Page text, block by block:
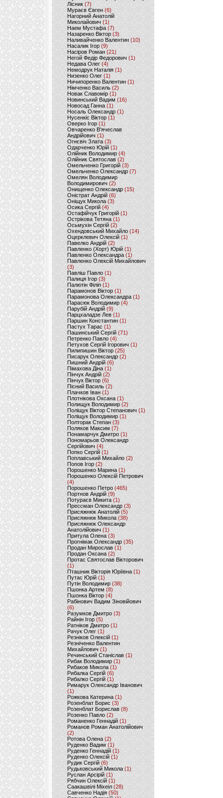
Лісник (7)
Мураєв Євген(6)
Нагорний Анатолій
Миколайович (1)
Наем Мустафа (7)
Назаренко Віктор (3)
Наливайченко Валентин (10)
Насалик Ігор(9)
Насіров Роман (21)
Негой Федір Федорович(1)
Недава Олег(4)
Немодрук Наталія(1)
Низенко Олег (1)
Ничипоренко Валентин (1)
Німченко Василь (2)
Новак Славомір (1)
Новинський Вадим (16)
Новосад Ганна (1)
Носаль Олександр (1)
Нусенкіс Віктор (1)
Оверко Ігор (1)
Овчаренко В'ячеслав
Андрійович(1)
Огнєвіч Злата (3)
Одарченко Юрій(1)
Олійник Володимир (4)
Олійник Святослав (2)
Омельченко Григорій (3)
Омельченко Олександр(7)
Омелян Володимир
Володимирович (2)
Онищенко Олександр (15)
Оністрат Андрій (6)
Оніщук Микола (3)
Осика Сергій(4)
Остафійчук Григорій(1)
Острікова Тетяна (1)
Осьмухін Сергій (2)
Охендовський Михайло (14)
Оцерклевич Олексій (1)
Павелко Андрій (2)
Павленко (Хорт) Юрій (1)
Павленко Олександра (1)
Павленко Олексій Михайлович
(3)
Павліш Павло(1)
Палиця Ігор (3)
Палютін Філіп(1)
Парамонов Віктор (1)
Парамонова Олександра(1)
Парасюк Володимир(4)
Парубій Андрій (9)
Парцхаладзе Лев (1)
Паршин Константин(1)
Пастух Тарас (1)
Пашинський Сергій (71)
Петренко Павло (4)
Петухов Сергій Ігорович (1)
Пилипишин Віктор(25)
Писарук Олександр(2)
Пишний Андрій (6)
Пімахова Діна(1)
Пінчук Андрій(2)
Пінчук Віктор (6)
Пісний Василь (2)
Плачков Іван(1)
Плотнікова Оксана (1)
Полищук Володимир(2)
Поліщук Віктор Степанович(1)
Поліщук Володимир (1)
Полторак Степан(3)
Поляков Максим (7)
Понамарчук Дмитро (1)
Пономарьов Олександр
Сергійович(4)
Попко Сергій (1)
Поплавський Михайло (2)
Попов Ігор(2)
Порошенко Марина (1)
Порошенко Олексій Петрович
(4)
Порошенко Петро (465)
Портнов Андрій (9)
Потураєв Микита(1)
Прессман Олександр(3)
Присяжнюк Анатолій (5)
Присяжнюк Микола (38)
Присяжнюк Олександр
Анатолійович (1)
Притула Олена (3)
Прогнімак Олександр(35)
Продан Мирослав(1)
Продан Оксана (2)
Протас Святослав Вікторович
(1)
Пташник Вікторія Юріївна (1)
Путас Юрій (1)
Путін Володимир(38)
Пшонка Артем (8)
Пшонка Віктор(4)
Рабінович Вадим Зіновійович
(6)
Разумков Дмитро (3)
Райнін Ігор(5)
Ратніков Дмитро (1)
Рачук Олег (1)
Резніков Олексій(1)
Резніченко Валентин
Михайлович (1)
Речинський Станіслав (1)
Рибак Володимир(1)
Рибаков Микола(1)
Рибалка Сергій (6)
Рибалко Сергій (1)
Римарук Олександр Іванович
(1)
Рожкова Катерина(1)
Розенблат Борис (3)
Розенблат Борислав (8)
Розенко Павло (2)
Романенко Геннадій (1)
Романов Роман Анатолійович
(2)
Ротова Олена(2)
Руденко Вадим (1)
Руденко Геннадій (1)
Руденко Олексій(1)
Рудик Сергій(6)
Рудьковський Микола (1)
Руслан Арсірій(1)
Рябчин Олексій (1)
Саакашвілі Міхеіл(28)
Савченко Надія (50)